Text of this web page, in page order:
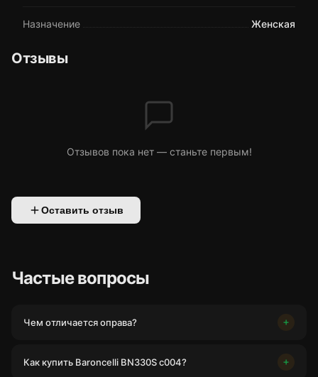
Назначение Женская
Отзывы
Отзывов пока нет — станьте первым!
Оставить отзыв
Частые вопросы
Чем отличается оправа?
Как купить Baroncelli BN330S c004?